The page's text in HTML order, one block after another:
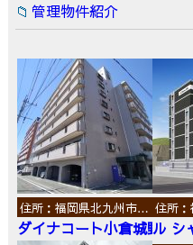
管理物件紹介
住所：福岡県北九州市…
ダイナコート小倉城野
住所
ル シ